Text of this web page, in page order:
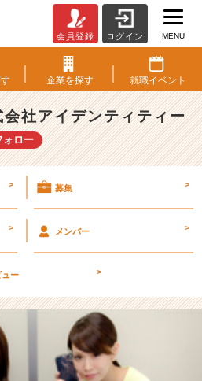
会員登録 ログイン MENU
企業を探す 就職イベント
会社アイデンティティー
ォロー
> 募集 >
> メンバー >
ュー >